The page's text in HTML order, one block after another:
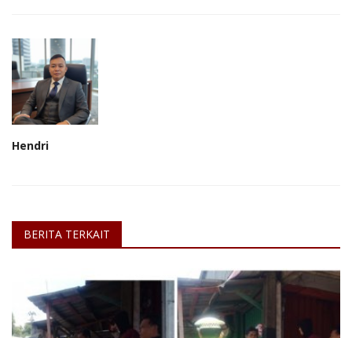
Hendri
BERITA TERKAIT